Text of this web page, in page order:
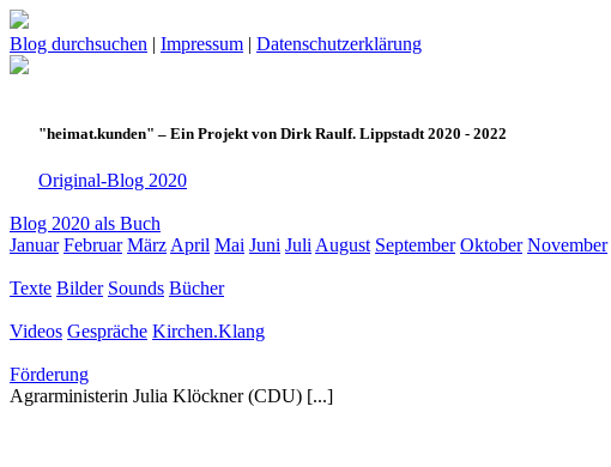
Blog durchsuchen | Impressum | Datenschutzerklärung
"heimat.kunden" – Ein Projekt von Dirk Raulf. Lippstadt 2020 - 2022
Original-Blog 2020
Blog 2020 als Buch
Januar Februar März April Mai Juni Juli August September Oktober November
Texte Bilder Sounds Bücher
Videos Gespräche Kirchen.Klang
Förderung
Agrarministerin Julia Klöckner (CDU) [...]